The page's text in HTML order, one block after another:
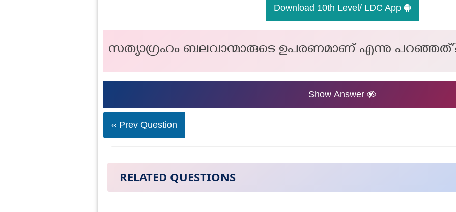
Download 10th Level/ LDC App
സത്യാഗ്രഹം ബലവാന്മാരുടെ ഉപരണമാണ് എന്നു
Show Answer
« Prev Question
RELATED QUESTIONS